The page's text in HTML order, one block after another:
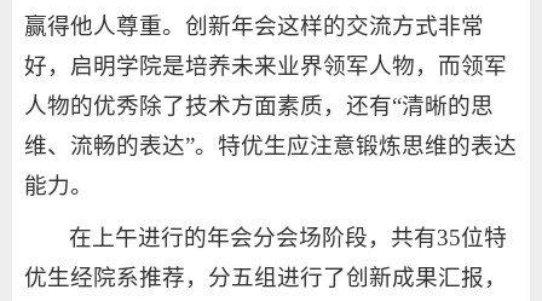
赢得他人尊重。创新年会这样的交流方式非常
好，启明学院是培养未来业界领军人物，而领军
人物的优秀除了技术方面素质，还有“清晰的思
维、流畅的表达”。特优生应注意锻炼思维的表达
能力。
在上午进行的年会分会场阶段，共有35位特
优生经院系推荐，分五组进行了创新成果汇报，